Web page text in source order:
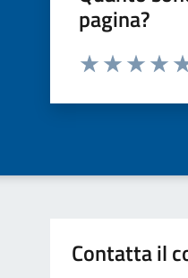
pagina?
Valuta da 1 a 5 stelle
Contatta il